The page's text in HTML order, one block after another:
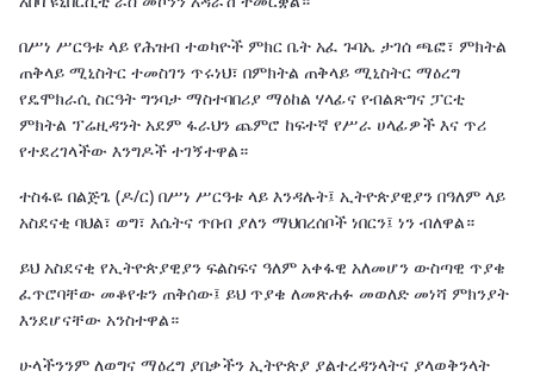
በሥነ ሥርዓቱ ላይ የሕዝብ ተወካዮች ምክር ቤት አፈ ጉባኤ ታገሰ ጫፎ፣ ምክትል
ጠቅላይ ሚኒስትር ተመስገን ጥሩነህ፣ በምክትል ጠቅላይ ሚኒስትር ማዕረግ
የዴሞክራሲ ስርዓት ግንባታ ማስተባበሪያ ማዕከል ሃላፊና የብልጽግና ፓርቲ
ምክትል ፕሬዚዳንት አደም ፋራህን ጨምሮ ከፍተኛ የሥራ ሀላፊዎች እና ጥሪ
የተደረገላችው እንግዶች ተገኝተዋል።
ተስፋዬ በልጅጌ (ዶ/ር) በሥነ ሥርዓቱ ላይ እንዳሉት፤ ኢትዮጵያዊያን በዓለም ላይ
አስደናቂ ባህል፣ ወግ፣ እሴትና ጥበብ ያለን ማህበረሰቦች ነበርን፤ ነን ብለዋል።
ይህ አስደናቂ የኢትዮጵያዊያን ፍልስፍና ዓለም አቀፋዊ አለመሆን ውስጣዊ ጥያቄ
ፈጥሮባቸው መቆየቱን ጠቅሰው፤ ይህ ጥያቄ ለመጽሐፉ መወለድ መነሻ ምክንያት
እንደሆናቸው አንስተዋል።
ሁላችንንም ለወግና ማዕረግ ያበቃችን ኢትዮጵያ ያልተረዳንላትና ያላወቅንላት